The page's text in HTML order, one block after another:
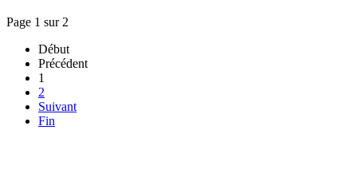
Page 1 sur 2
Début
Précédent
1
2
Suivant
Fin